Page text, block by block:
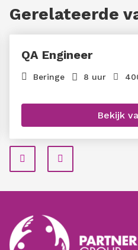
Gerelateerde
QA Engineer
Beringe 8 uur
Bekijk